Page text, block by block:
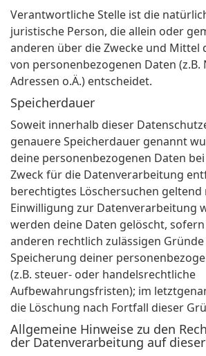
Verantwortliche Stelle ist die
juristische Person, die allein oder
anderen über die Zwecke und Mittel
von personenbezogenen Daten (z.B.
Adressen o.Ä.) entscheidet.
Speicherdauer
Soweit innerhalb dieser
genauere Speicherdauer genannt
deine personenbezogenen Daten
Zweck für die Datenverarbeitung
berechtigtes Löschersuchen
Einwilligung zur Datenverarbeitung
werden deine Daten gelöscht,
anderen rechtlich zulässigen
Speicherung deiner
(z.B. steuer- oder handelsrechtliche
Aufbewahrungsfristen); im
die Löschung nach Fortfall dieser
Allgemeine Hinweise zu den
der Datenverarbeitung auf